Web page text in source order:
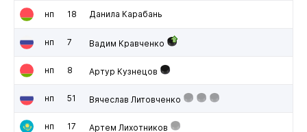
нп 18 Данила Карабань
нп 7 Вадим Кравченко
нп 8 Артур Кузнецов
нп 51 Вячеслав Литовченко
нп 17 Артем Лихотников